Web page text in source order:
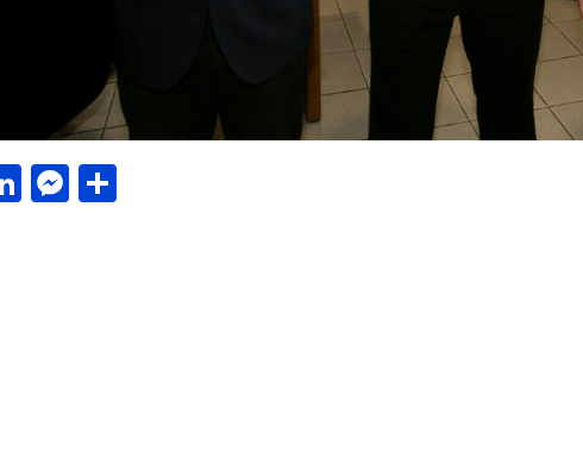
LinkedIn
Messenger
Μοιραστείτε